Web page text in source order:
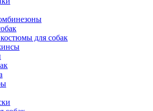
для собак